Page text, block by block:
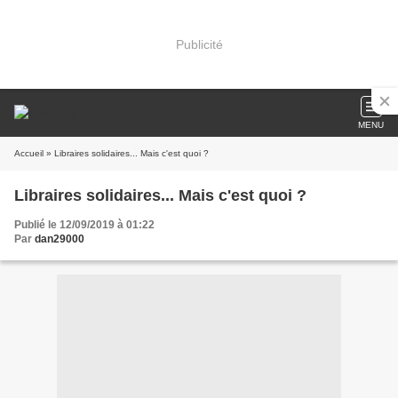
Publicité
MENU
Accueil » Libraires solidaires... Mais c'est quoi ?
Libraires solidaires... Mais c'est quoi ?
Publié le 12/09/2019 à 01:22
Par dan29000